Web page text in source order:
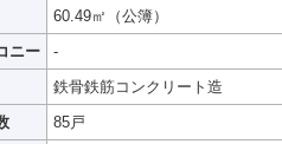
60.49㎡（公簿）
ニー
-
鉄骨鉄筋コンクリート造
85戸